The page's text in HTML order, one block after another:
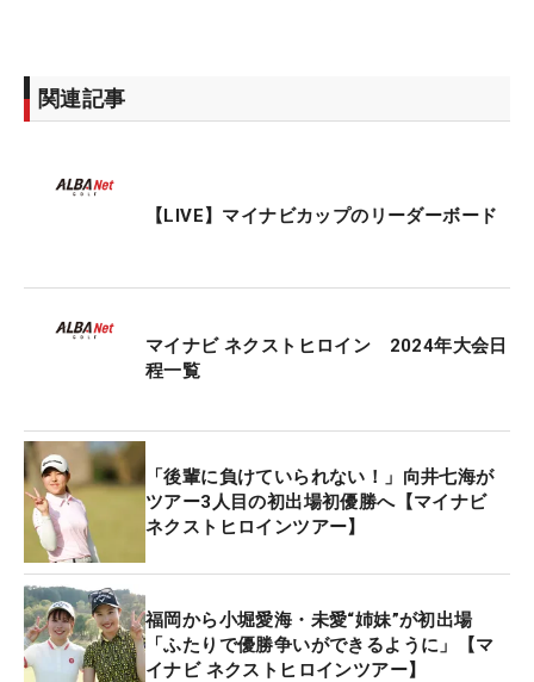
関連記事
【LIVE】マイナビカップのリーダーボード
マイナビ ネクストヒロイン 2024年大会日
程一覧
「後輩に負けていられない！」向井七海が
ツアー3人目の初出場初優勝へ【マイナビ
ネクストヒロインツアー】
福岡から小堀愛海・未愛“姉妹”が初出場
「ふたりで優勝争いができるように」【マ
イナビ ネクストヒロインツアー】